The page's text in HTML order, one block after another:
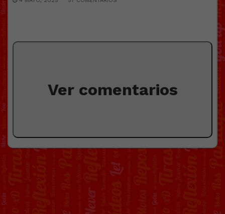
Ver comentarios